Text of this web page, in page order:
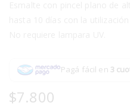
Pagá fácil en 3
$7.800